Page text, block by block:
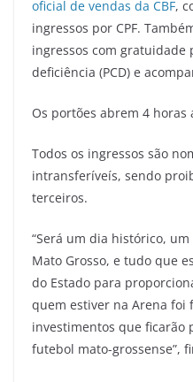
oficial de vendas da CBF,
ingressos por CPF.
ingressos com gratuidade
deficiência (PCD) e
Os portões abrem 4
Todos os ingressos são
intransferíveís, sendo
terceiros.
“Será um dia histórico,
Mato Grosso, e tudo que
do Estado para
quem estiver na Arena foi
investimentos que ficarão
futebol mato-grossense”,